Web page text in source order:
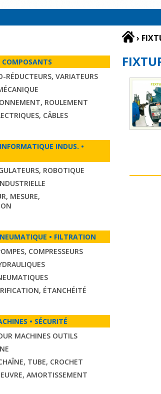
RÉDUCTEURS, VARIATEURS
ROULEMENT
CÂBLES
INDUS. •
ROBOTIQUE
MESURE,
• FILTRATION
COMPRESSEURS
ÉTANCHÉITÉ
• SÉCURITÉ
MACHINES OUTILS
TUBE, CROCHET
AMORTISSEMENT
›